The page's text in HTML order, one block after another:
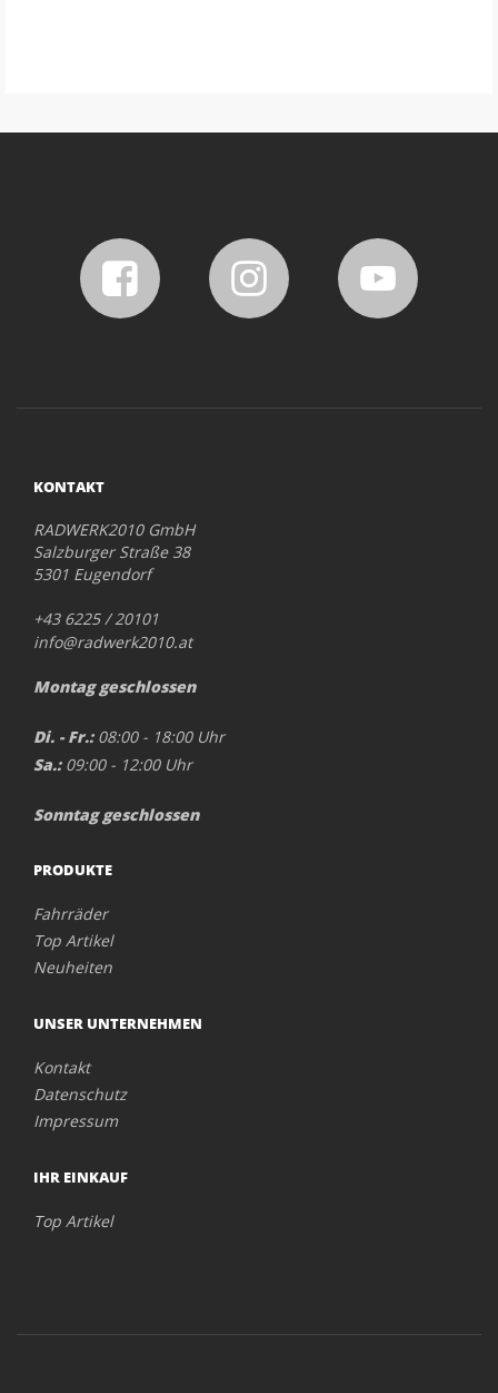
KONTAKT
RADWERK2010 GmbH
Salzburger Straße 38
5301 Eugendorf
+43 6225 / 20101
info@radwerk2010.at
Montag geschlossen
Di. - Fr.:08:00 - 18:00 Uhr
Sa.:09:00 - 12:00 Uhr
Sonntag geschlossen
PRODUKTE
Fahrräder
Top Artikel
Neuheiten
UNSER UNTERNEHMEN
Kontakt
Datenschutz
Impressum
IHR EINKAUF
Top Artikel